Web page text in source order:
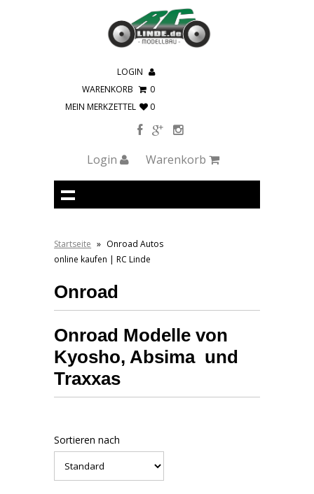
LOGIN
WARENKORB
0
MEIN MERKZETTEL
0
Login Warenkorb
Startseite » Onroad Autos
online kaufen | RC Linde
Onroad
Onroad Modelle von
Kyosho, Absima und
Traxxas
Sortieren nach